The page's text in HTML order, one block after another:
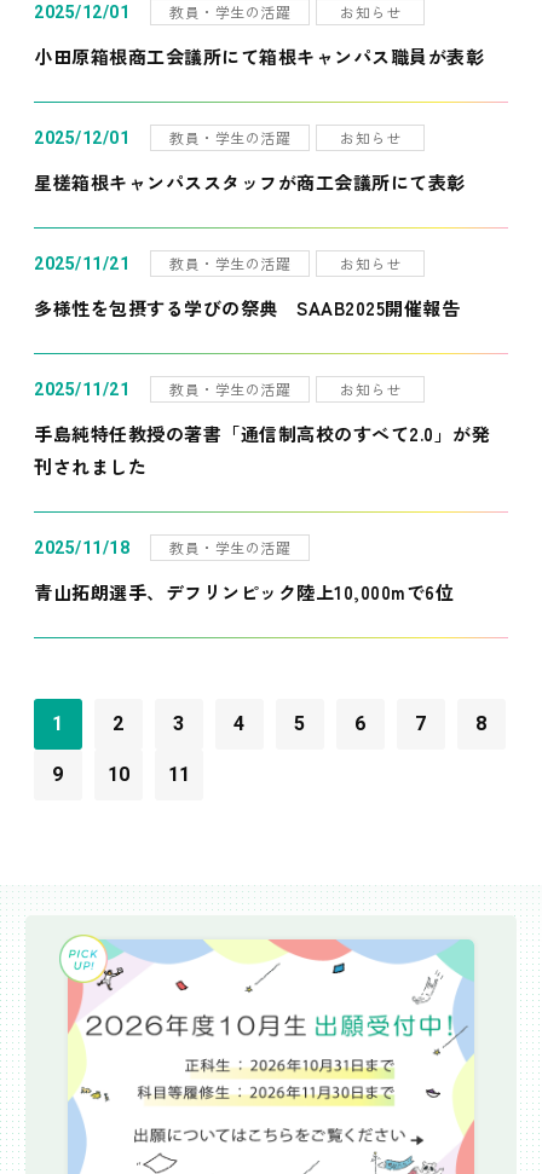
2025/12/01 教員・学生の活躍 お知らせ
小田原箱根商工会議所にて箱根キャンパス職員が表彰
2025/12/01 教員・学生の活躍 お知らせ
星槎箱根キャンパススタッフが商工会議所にて表彰
2025/11/21 教員・学生の活躍 お知らせ
多様性を包摂する学びの祭典 SAAB2025開催報告
2025/11/21 教員・学生の活躍 お知らせ
手島純特任教授の著書「通信制高校のすべて2.0」が発
刊されました
2025/11/18 教員・学生の活躍
青山拓朗選手、デフリンピック陸上10,000mで6位
1 2 3 4 5 6 7 8
9 10 11